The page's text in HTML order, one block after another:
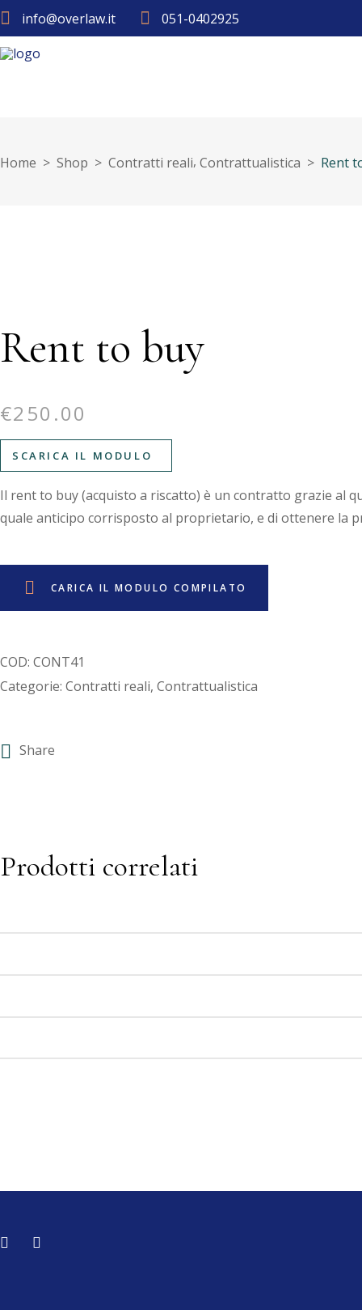
info@overlaw.it 051-0402925
Home > Shop > Contratti reali, Contrattualistica > Rent
Rent to buy
€250.00
SCARICA IL MODULO
Il rent to buy (acquisto a riscatto) è un contratto grazie al
quale anticipo corrisposto al proprietario, e di ottenere la
CARICA IL MODULO COMPILATO
COD: CONT41
Categorie: Contratti reali, Contrattualistica
Share
Prodotti correlati